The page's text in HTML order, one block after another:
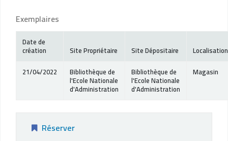
Exemplaires
Date de
création Site Propriétaire Site Dépositaire
Localisation
21/04/2022
Bibliothèque de
l'Ecole Nationale
d'Administration
Bibliothèque de
l'Ecole Nationale
d'Administration
Magasin
Réserver